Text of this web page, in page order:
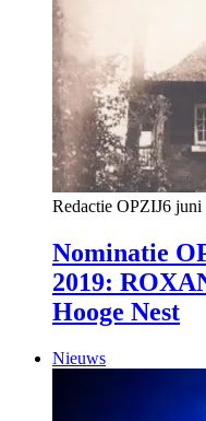
Redactie OPZIJ6 juni
Nominatie
2019:
Hooge Nest
Nieuws